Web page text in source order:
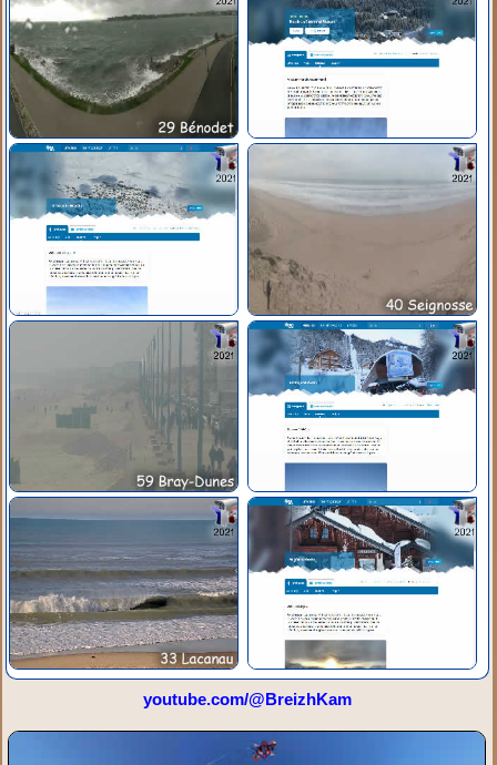
youtube.com/@BreizhKam